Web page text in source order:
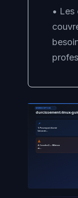
• Les
MICROSOFT 365
durcissement-linux-
📌
1. Pourquoi durcir
Linux en…
🔺
4. Couche 2 — SELinux
et…